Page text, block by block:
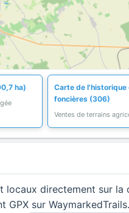
ha)
Carte de
foncières (306)
Ventes de terrains
locaux directement sur
sur WaymarkedTrails.